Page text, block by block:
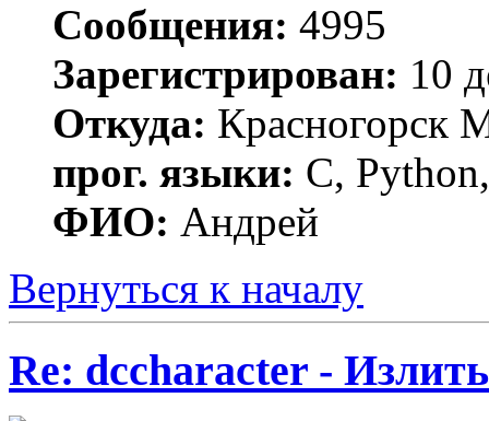
Сообщения: 4995
Зарегистрирован: 10
Откуда: Красногорск
прог. языки: C,
ФИО: Андрей
Вернуться к началу
Re: dccharacter -